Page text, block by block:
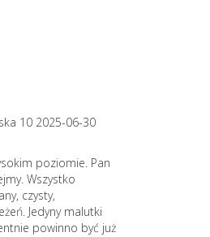
10 2025-06-30
poziomie. Pan
Wszystko
czysty,
Jedyny malutki
powinno być już